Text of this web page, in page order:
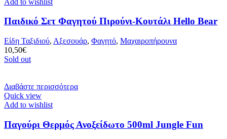
Παιδικό Σετ Φαγητού Πιρούνι-Κουτάλι Hello Bear
Είδη Ταξιδιού, Αξεσουάρ, Φαγητό, Μαχαιροπήρουνα
10,50€
Sold out
Διαβάστε περισσότερα
Quick view
Add to wishlist
Παγούρι Θερμός Ανοξείδωτο 500ml Jungle Fun